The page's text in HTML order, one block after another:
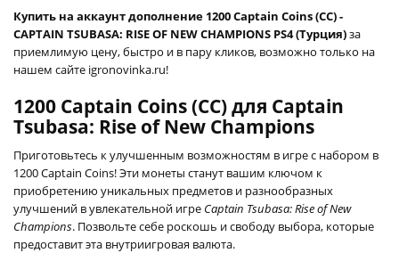
Купить на аккаунт дополнение 1200 Captain Coins (CC) -
CAPTAIN TSUBASA: RISE OF NEW CHAMPIONS PS4 (Турция)за
приемлимую цену, быстро и в пару кликов, возможно только на
нашем сайте igronovinka.ru!
1200 Captain Coins (CC) для Captain
Tsubasa: Rise of New Champions
Приготовьтесь к улучшенным возможностям в игре с набором в
1200 Captain Coins! Эти монеты станут вашим ключом к
приобретению уникальных предметов и разнообразных
улучшений в увлекательной игре Captain Tsubasa: Rise of New
Champions. Позвольте себе роскошь и свободу выбора, которые
предоставит эта внутриигровая валюта.